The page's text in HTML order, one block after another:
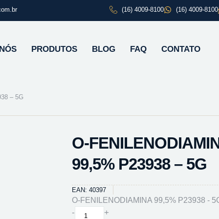
(16) 4009-8100 (16) 4009-8100
PRODUTOS BLOG FAQ CONTATO
– 5G
O-
99,5% P23938 – 5G
EAN: 40397
O-FENILENODIAMINA 99,5% P23938 -
-
O-
+